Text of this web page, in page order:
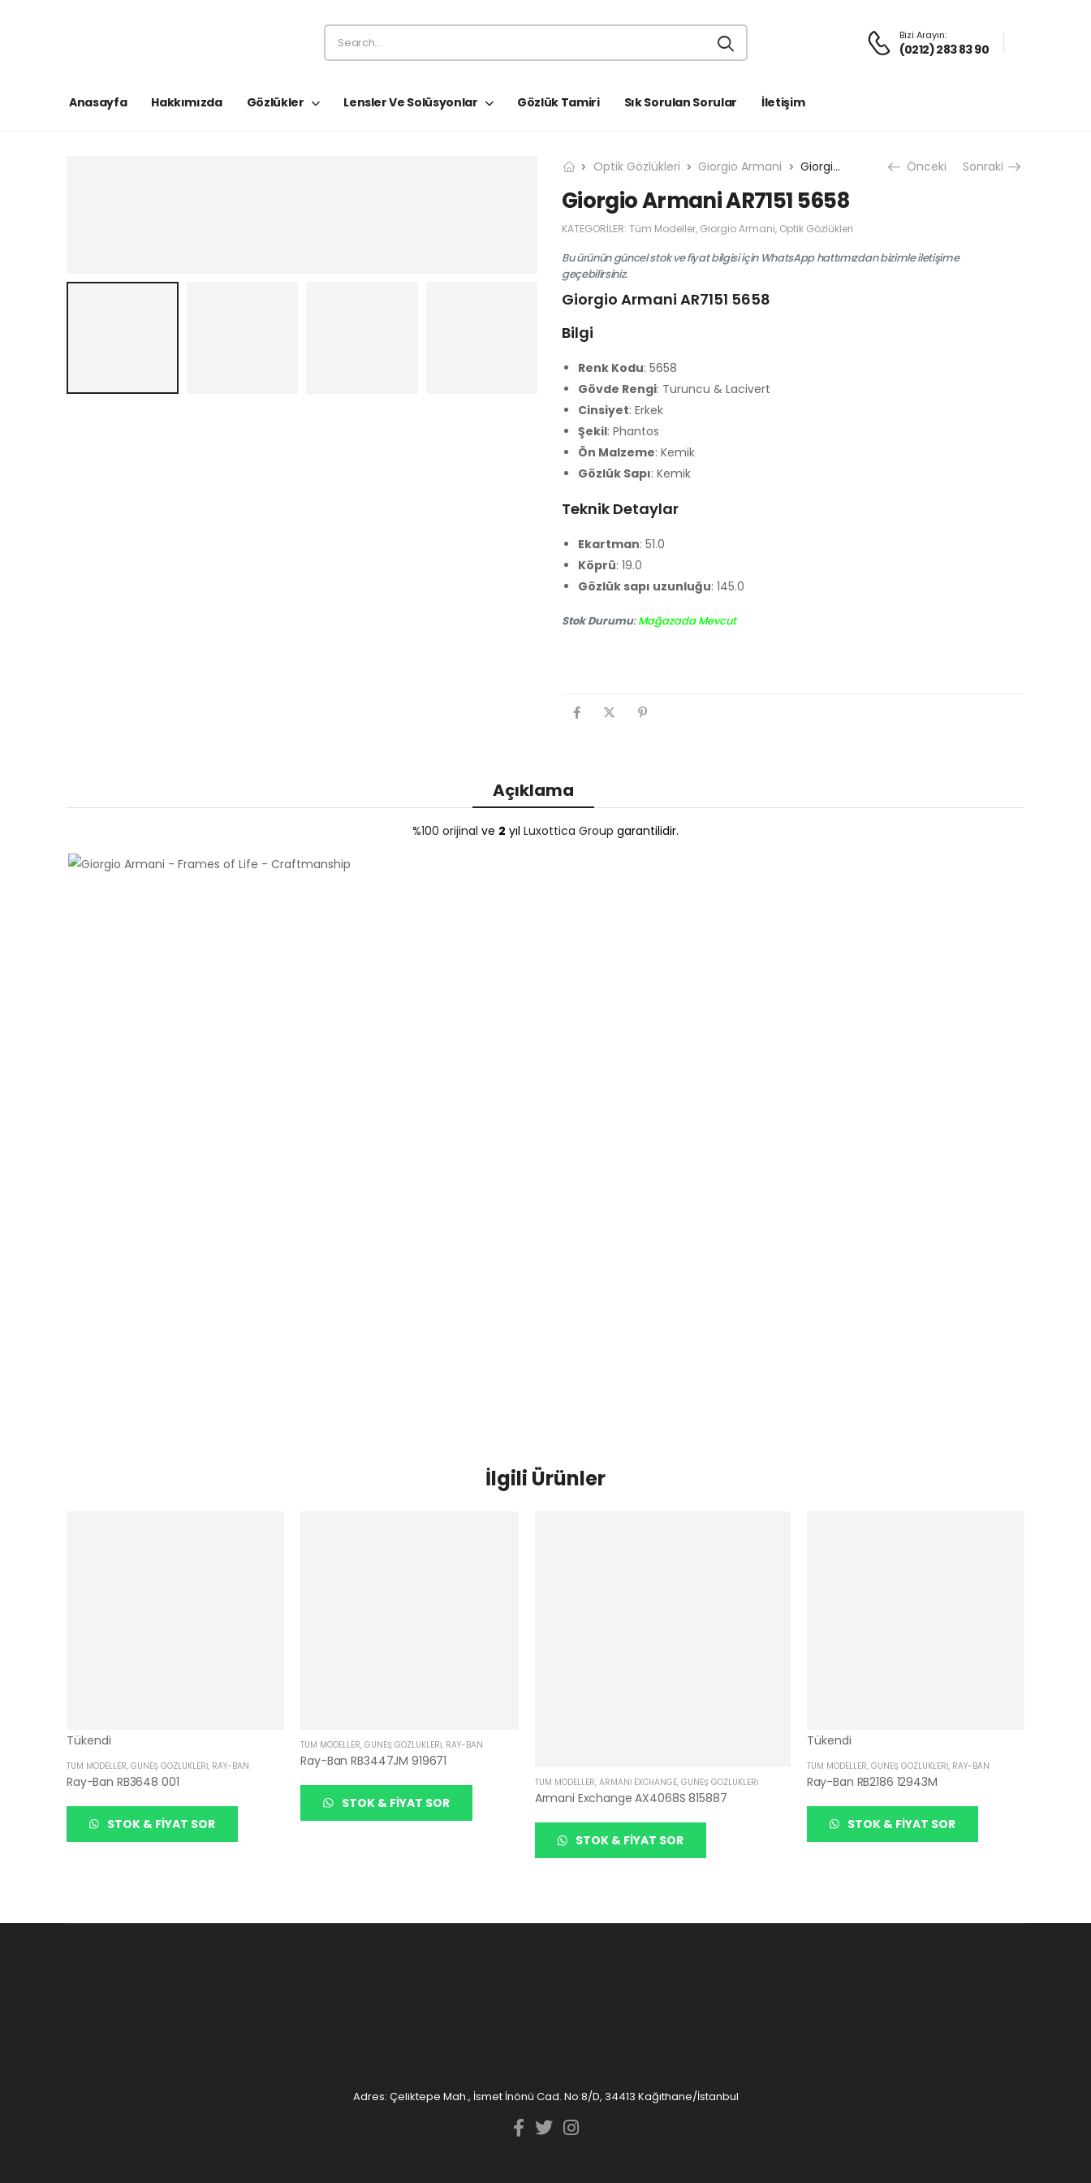
Bizi Arayın:
(0212) 283 83 90
Anasayfa Hakkımızda Gözlükler Lensler Ve Solüsyonlar Gözlük Tamiri Sık Sorulan Sorular İletişim
Optik Gözlükleri Giorgio Armani Giorgio Armani AR7151 5658 Önceki Sonraki
Giorgio Armani AR7151 5658
KATEGORILER: Tüm Modeller, Giorgio Armani, Optik Gözlükleri
Bu ürünün güncel stok ve fiyat bilgisi için WhatsApp hattımızdan bizimle iletişime
geçebilirsiniz.
Giorgio Armani AR7151 5658
Bilgi
Renk Kodu: 5658
Gövde Rengi: Turuncu & Lacivert
Cinsiyet: Erkek
Şekil: Phantos
Ön Malzeme: Kemik
Gözlük Sapı: Kemik
Teknik Detaylar
Ekartman: 51.0
Köprü: 19.0
Gözlük sapı uzunluğu: 145.0
Stok Durumu:Mağazada Mevcut
Açıklama
%100 orijinal ve 2 yıl Luxottica Group garantilidir.
İlgili Ürünler
Tükendi
TÜM MODELLER, GÜNEŞ GÖZLÜKLERI, RAY-BAN
Ray-Ban RB3648 001
STOK & FIYAT SOR
TÜM MODELLER,GÜNEŞ GÖZLÜKLERI, RAY-BAN
Ray-Ban RB3447JM 919671
STOK & FIYAT SOR
TÜM MODELLER, ARMANI EXCHANGE, GÜNEŞ GÖZLÜKLERI
Armani Exchange AX4068S 815887
STOK & FIYAT SOR
Tükendi
TÜM MODELLER, GÜNEŞ GÖZLÜKLERI, RAY-BAN
Ray-Ban RB2186 12943M
STOK & FIYAT SOR
Adres: Çeliktepe Mah., İsmet İnönü Cad. No:8/D, 34413 Kağıthane/İstanbul